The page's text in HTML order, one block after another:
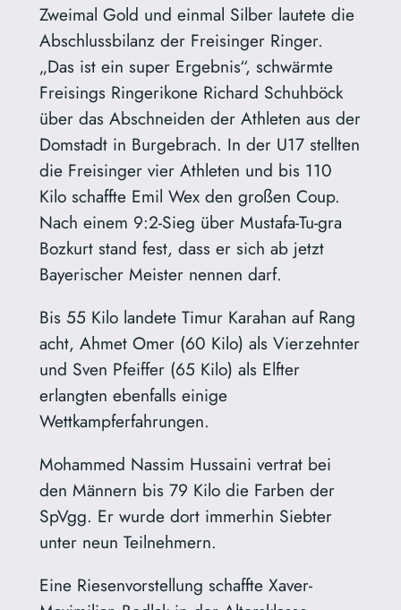
Zweimal Gold und einmal Silber lautete die
Abschlussbilanz der Freisinger Ringer.
„Das ist ein super Ergebnis“, schwärmte
Freisings Ringerikone Richard Schuhböck
über das Abschneiden der Athleten aus der
Domstadt in Burgebrach. In der U17 stellten
die Freisinger vier Athleten und bis 110
Kilo schaffte Emil Wex den großen Coup.
Nach einem 9:2-Sieg über Mustafa-Tu-gra
Bozkurt stand fest, dass er sich ab jetzt
Bayerischer Meister nennen darf.
Bis 55 Kilo landete Timur Karahan auf Rang
acht, Ahmet Omer (60 Kilo) als Vierzehnter
und Sven Pfeiffer (65 Kilo) als Elfter
erlangten ebenfalls einige
Wettkampferfahrungen.
Mohammed Nassim Hussaini vertrat bei
den Männern bis 79 Kilo die Farben der
SpVgg. Er wurde dort immerhin Siebter
unter neun Teilnehmern.
Eine Riesenvorstellung schaffte Xaver-